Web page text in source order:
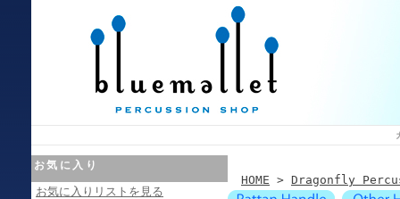
お気に入り
お気に入りリストを見る
HOME > Dragonfly